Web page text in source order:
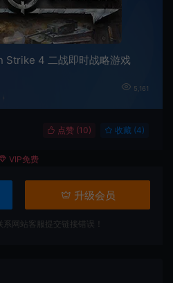
Strike 4 二战即时战略游戏
5,161
点赞 (10) 收藏 (4)
VIP免费
升级会员
系网站客服提交链接错误！